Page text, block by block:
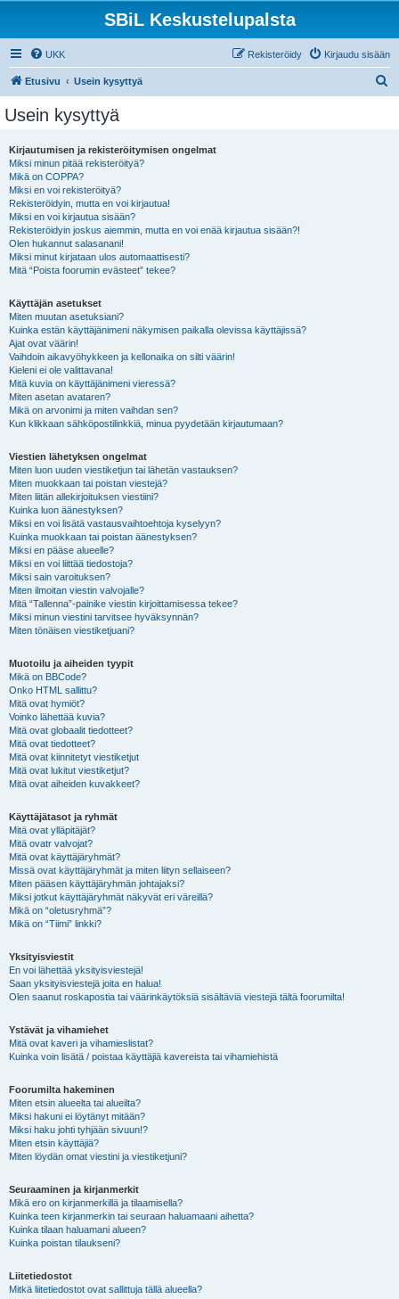
SBiL Keskustelupalsta
UKK Kirjaudu sisään
Rekisteröidy
Etusivu Usein kysyttyä
Usein kysyttyä
Kirjautumisen ja rekisteröitymisen ongelmat
Miksi minun pitää rekisteröityä?
Mikä on COPPA?
Miksi en voi rekisteröityä?
Rekisteröidyin, mutta en voi kirjautua!
Miksi en voi kirjautua sisään?
Rekisteröidyin joskus aiemmin, mutta en voi enää kirjautua sisään?!
Olen hukannut salasanani!
Miksi minut kirjataan ulos automaattisesti?
Mitä “Poista foorumin evästeet” tekee?
Käyttäjän asetukset
Miten muutan asetuksiani?
Kuinka estän käyttäjänimeni näkymisen paikalla olevissa käyttäjissä?
Ajat ovat väärin!
Vaihdoin aikavyöhykkeen ja kellonaika on silti väärin!
Kieleni ei ole valittavana!
Mitä kuvia on käyttäjänimeni vieressä?
Miten asetan avataren?
Mikä on arvonimi ja miten vaihdan sen?
Kun klikkaan sähköpostilinkkiä, minua pyydetään kirjautumaan?
Viestien lähetyksen ongelmat
Miten luon uuden viestiketjun tai lähetän vastauksen?
Miten muokkaan tai poistan viestejä?
Miten liitän allekirjoituksen viestiini?
Kuinka luon äänestyksen?
Miksi en voi lisätä vastausvaihtoehtoja kyselyyn?
Kuinka muokkaan tai poistan äänestyksen?
Miksi en pääse alueelle?
Miksi en voi liittää tiedostoja?
Miksi sain varoituksen?
Miten ilmoitan viestin valvojalle?
Mitä “Tallenna”-painike viestin kirjoittamisessa tekee?
Miksi minun viestini tarvitsee hyväksynnän?
Miten tönäisen viestiketjuani?
Muotoilu ja aiheiden tyypit
Mikä on BBCode?
Onko HTML sallittu?
Mitä ovat hymiöt?
Voinko lähettää kuvia?
Mitä ovat globaalit tiedotteet?
Mitä ovat tiedotteet?
Mitä ovat kiinnitetyt viestiketjut
Mitä ovat lukitut viestiketjut?
Mitä ovat aiheiden kuvakkeet?
Käyttäjätasot ja ryhmät
Mitä ovat ylläpitäjät?
Mitä ovatr valvojat?
Mitä ovat käyttäjäryhmät?
Missä ovat käyttäjäryhmät ja miten liityn sellaiseen?
Miten pääsen käyttäjäryhmän johtajaksi?
Miksi jotkut käyttäjäryhmät näkyvät eri väreillä?
Mikä on “oletusryhmä”?
Mikä on “Tiimi” linkki?
Yksityisviestit
En voi lähettää yksityisviestejä!
Saan yksityisviestejä joita en halua!
Olen saanut roskapostia tai väärinkäytöksiä sisältäviä viestejä tältä foorumilta!
Ystävät ja vihamiehet
Mitä ovat kaveri ja vihamieslistat?
Kuinka voin lisätä / poistaa käyttäjiä kavereista tai vihamiehistä
Foorumilta hakeminen
Miten etsin alueelta tai alueilta?
Miksi hakuni ei löytänyt mitään?
Miksi haku johti tyhjään sivuun!?
Miten etsin käyttäjiä?
Miten löydän omat viestini ja viestiketjuni?
Seuraaminen ja kirjanmerkit
Mikä ero on kirjanmerkillä ja tilaamisella?
Kuinka teen kirjanmerkin tai seuraan haluamaani aihetta?
Kuinka tilaan haluamani alueen?
Kuinka poistan tilaukseni?
Liitetiedostot
Mitkä liitetiedostot ovat sallittuja tällä alueella?